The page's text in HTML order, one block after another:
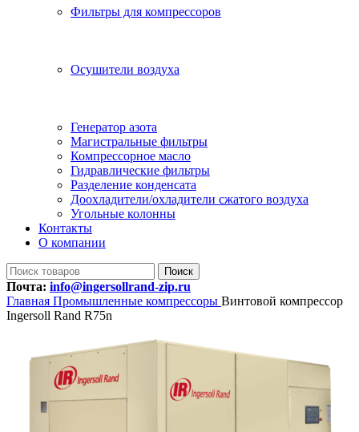
Фильтры для компрессоров
Осушители воздуха
Генератор азота
Магистральные фильтры
Компрессорное масло
Гидравлические фильтры
Разделение конденсата
Доохладители/охладители сжатого воздуха
Угольные колонны
Контакты
О компании
Поиск
Почта: info@ingersollrand-zip.ru
Главная Промышленные компрессоры Винтовой компрессор
Ingersoll Rand R75n